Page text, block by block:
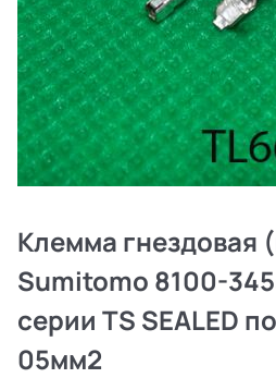
Клемма гнездовая
Sumitomo 8100-
серии TS SEALED
05мм2